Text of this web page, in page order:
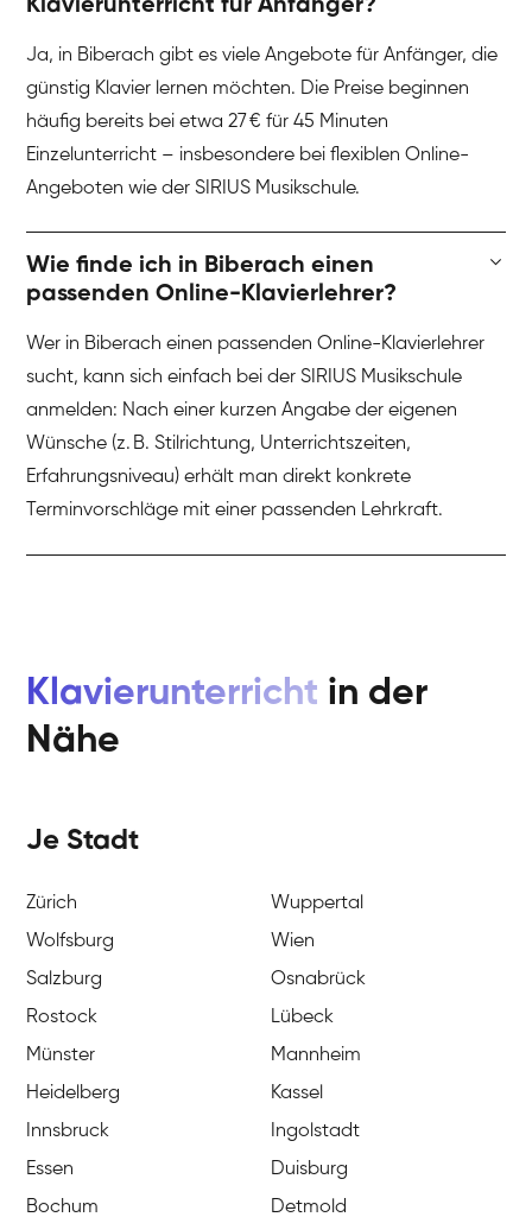
Klavierunterricht für Anfänger?
Ja, in Biberach gibt es viele Angebote für Anfänger, die
günstig Klavier lernen möchten. Die Preise beginnen
häufig bereits bei etwa 27 € für 45 Minuten
Einzelunterricht – insbesondere bei flexiblen Online-
Angeboten wie der SIRIUS Musikschule.
Wie finde ich in Biberach einen
passenden Online-Klavierlehrer?
Wer in Biberach einen passenden Online-Klavierlehrer
sucht, kann sich einfach bei der SIRIUS Musikschule
anmelden: Nach einer kurzen Angabe der eigenen
Wünsche (z. B. Stilrichtung, Unterrichtszeiten,
Erfahrungsniveau) erhält man direkt konkrete
Terminvorschläge mit einer passenden Lehrkraft.
Klavierunterricht in der
Nähe
Je Stadt
Zürich
Wuppertal
Wolfsburg
Wien
Salzburg
Osnabrück
Rostock
Lübeck
Münster
Mannheim
Heidelberg
Kassel
Innsbruck
Ingolstadt
Essen
Duisburg
Bochum
Detmold